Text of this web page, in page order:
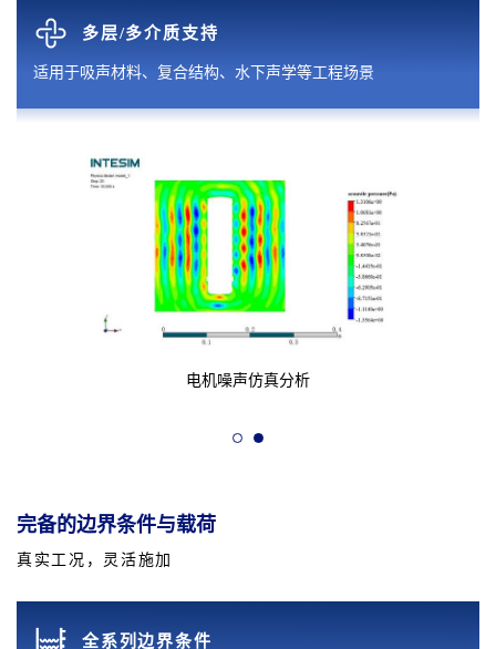
多层/多介质支持
适用于吸声材料、复合结构、水下声学等工程场景
电机噪声仿真分析
完备的边界条件与载荷
真实工况，灵活施加
全系列边界条件